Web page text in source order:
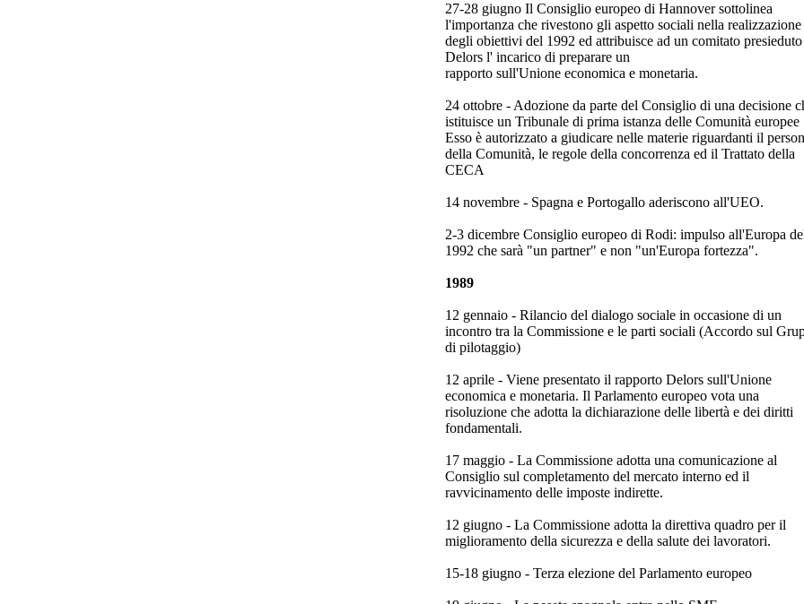
27-28 giugno Il Consiglio europeo di Hannover sottolinea
l'importanza che rivestono gli aspetto sociali nella realizzazione
degli obiettivi del 1992 ed attribuisce ad un comitato presieduto
Delors l' incarico di preparare un
rapporto sull'Unione economica e monetaria.
24 ottobre - Adozione da parte del Consiglio di una decisione
istituisce un Tribunale di prima istanza delle Comunità europee
Esso è autorizzato a giudicare nelle materie riguardanti il
della Comunità, le regole della concorrenza ed il Trattato della
CECA
14 novembre - Spagna e Portogallo aderiscono all'UEO.
2-3 dicembre Consiglio europeo di Rodi: impulso all'Europa
1992 che sarà "un partner" e non "un'Europa fortezza".
1989
12 gennaio - Rilancio del dialogo sociale in occasione di un
incontro tra la Commissione e le parti sociali (Accordo sul
di pilotaggio)
12 aprile - Viene presentato il rapporto Delors sull'Unione
economica e monetaria. Il Parlamento europeo vota una
risoluzione che adotta la dichiarazione delle libertà e dei diritti
fondamentali.
17 maggio - La Commissione adotta una comunicazione al
Consiglio sul completamento del mercato interno ed il
ravvicinamento delle imposte indirette.
12 giugno - La Commissione adotta la direttiva quadro per il
miglioramento della sicurezza e della salute dei lavoratori.
15-18 giugno - Terza elezione del Parlamento europeo